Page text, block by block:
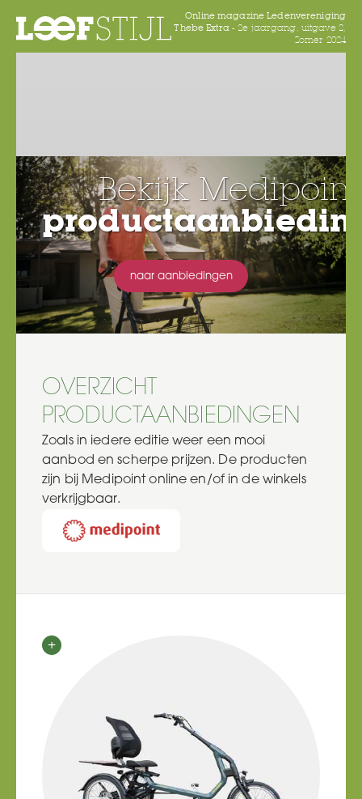
Online magazine Ledenvereniging
Thebe Extra -2e jaargang, uitgave 2,
Zomer 2024
Bekijk Medipoint
naar aanbiedingen
OVERZICHT
PRODUCTAANBIEDINGEN
Zoals in iedere editie weer een mooi
aanbod en scherpe prijzen. De producten
zijn bij Medipoint online en/of in de winkels
verkrijgbaar.